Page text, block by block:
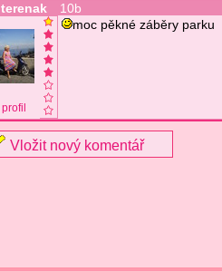
terenak
10b
profil
moc pěkné záběry parku
Vložit nový komentář